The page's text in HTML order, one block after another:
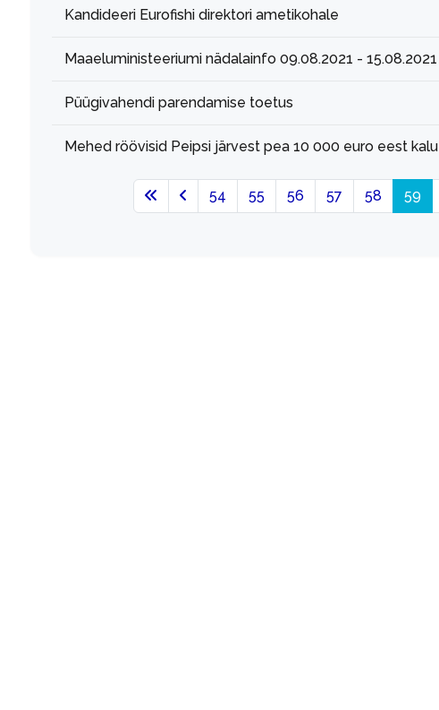
Kandideeri Eurofishi direktori ametikohale
Maaeluministeeriumi nädalainfo 09.08.2021 - 15.08.2021
Püügivahendi parendamise toetus
Mehed röövisid Peipsi järvest pea 10 000 euro eest kalu
54 55 56 57 58 59